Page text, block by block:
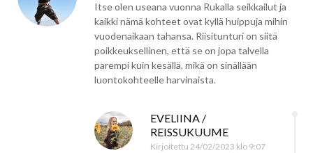
Itse olen useana vuonna Rukalla seikkailut ja
kaikki nämä kohteet ovat kyllä huippuja mihin
vuodenaikaan tahansa. Riisitunturi on siitä
poikkeuksellinen, että se on jopa talvella
parempi kuin kesällä, mikä on sinällään
luontokohteelle harvinaista.
EVELIINA /
REISSUKUUME
Kirjoitettu 24/02/2023 klo 9:07